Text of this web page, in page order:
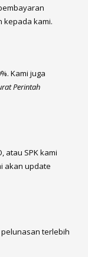
kepada kami.
Kami juga
Perintah
atau SPK kami
akan update
terlebih